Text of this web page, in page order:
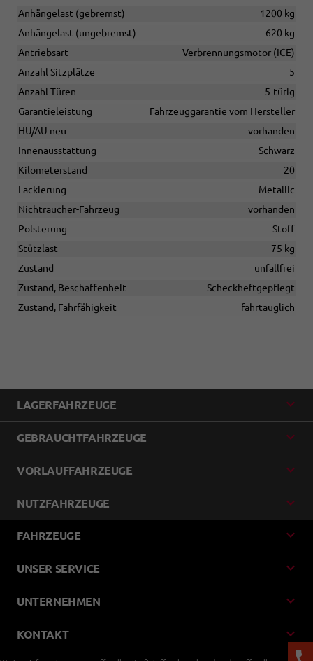
Anhängelast (gebremst)
1200 kg
Anhängelast (ungebremst)
620 kg
Antriebsart
Verbrennungsmotor (ICE)
Anzahl Sitzplätze
5
Anzahl Türen
5-türig
Garantieleistung
Fahrzeuggarantie vom Hersteller
HU/AU neu
vorhanden
Innenausstattung
Schwarz
Kilometerstand
20
Lackierung
Metallic
Nichtraucher-Fahrzeug
vorhanden
Polsterung
Stoff
Stützlast
75 kg
Zustand
unfallfrei
Zustand, Beschaffenheit
Scheckheftgepflegt
Zustand, Fahrfähigkeit
fahrtauglich
LAGERFAHRZEUGE
GEBRAUCHTFAHRZEUGE
VORLAUFFAHRZEUGE
NUTZFAHRZEUGE
FAHRZEUGE
UNSER SERVICE
UNTERNEHMEN
KONTAKT